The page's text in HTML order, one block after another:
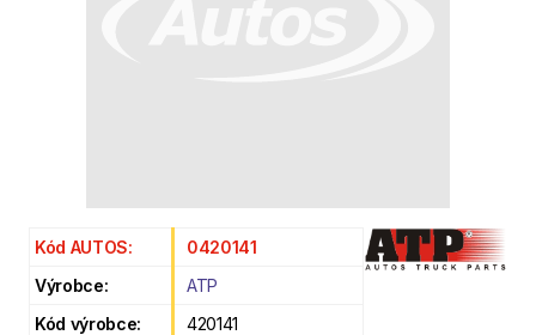
Kód AUTOS:
0420141
Výrobce:
ATP
Kód výrobce:
420141